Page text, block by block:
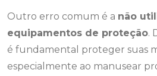
Outro erro comum é a não
equipamentos de proteção.
é fundamental proteger suas
especialmente ao manusear